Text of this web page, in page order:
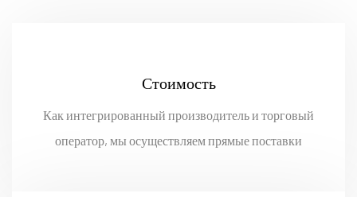
Стоимость
Как интегрированный производитель и торговый
оператор, мы осуществляем прямые поставки